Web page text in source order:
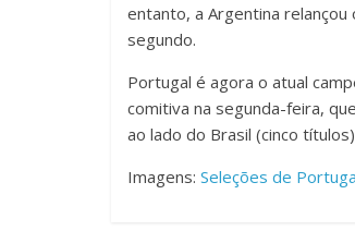
entanto, a Argentina
segundo.
Portugal é agora o atual
comitiva na segunda-feira,
ao lado do Brasil (cinco
Imagens: Seleções de